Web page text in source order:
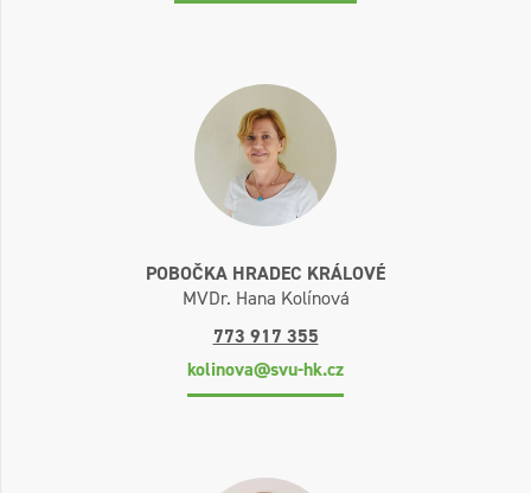
POBOČKA HRADEC KRÁLOVÉ
MVDr. Hana Kolínová
773 917 355
kolinova@svu-hk.cz